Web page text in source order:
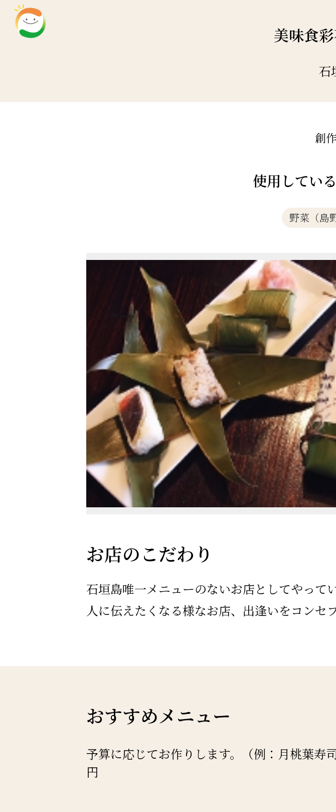
美味食
石
創
使用してい
野菜（島
お店のこだわり
石垣島唯一メニューのないお店としてやって
人に伝えたくなる様なお店、出逢いをコンセ
おすすめメニュー
予算に応じてお作りします。（例：月桃葉寿
円